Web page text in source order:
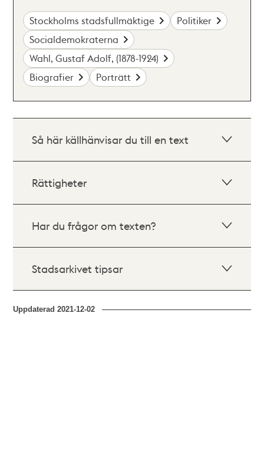
Stockholms stadsfullmäktige
Politiker
Socialdemokraterna
Wahl, Gustaf Adolf, (1878-1924)
Biografier
Porträtt
Så här källhänvisar du till en text
Rättigheter
Har du frågor om texten?
Stadsarkivet tipsar
Uppdaterad2021-12-02